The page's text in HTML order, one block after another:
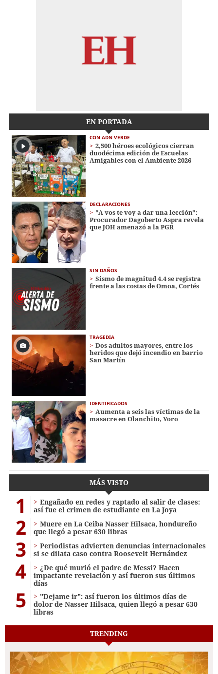
EN PORTADA
CON ADN VERDE
2,500 héroes ecológicos cierran
duodécima edición de Escuelas
Amigables con el Ambiente 2026
DECLARACIONES
"A vos te voy a dar una lección":
Procurador Dagoberto Aspra revela
que JOH amenazó a la PGR
SIN DAÑOS
Sismo de magnitud 4.4 se registra
frente a las costas de Omoa, Cortés
TRAGEDIA
Dos adultos mayores, entre los
heridos que dejó incendio en barrio
San Martín
IDENTIFICADOS
Aumenta a seis las víctimas de la
masacre en Olanchito, Yoro
MÁS VISTO
1
Engañado en redes y raptado al salir de clases:
así fue el crimen de estudiante en La Joya
2
Muere en La Ceiba Nasser Hilsaca, hondureño
que llegó a pesar 630 libras
3
Periodistas advierten denuncias internacionales
si se dilata caso contra Roosevelt Hernández
4
¿De qué murió el padre de Messi? Hacen
impactante revelación y así fueron sus últimos
días
5
"Dejame ir": así fueron los últimos días de
dolor de Nasser Hilsaca, quien llegó a pesar 630
libras
TRENDING